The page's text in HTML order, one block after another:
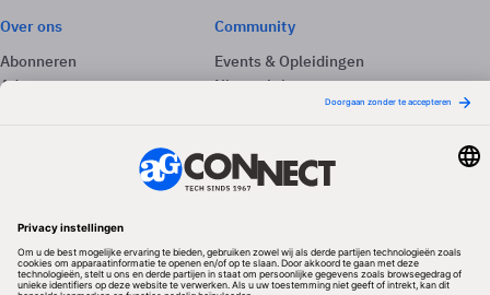
Over ons
Abonneren
Adverteren
Community
Events & Opleidingen
Nieuwsbrieven
Volg ons